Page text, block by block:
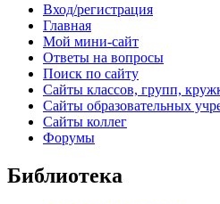
Вход/регистрация
Главная
Мой мини-сайт
Ответы на вопросы
Поиск по сайту
Сайты классов, групп,
Сайты образовательных
Сайты коллег
Форумы
Библиотека